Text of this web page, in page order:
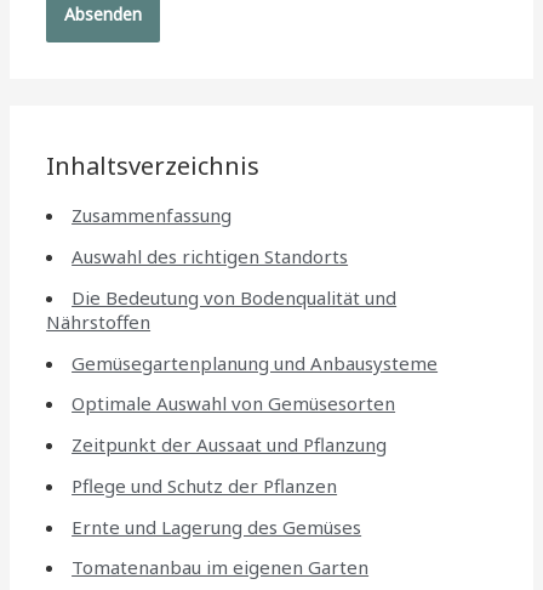
Inhaltsverzeichnis
Zusammenfassung
Auswahl des richtigen Standorts
Die Bedeutung von Bodenqualität und
Nährstoffen
Gemüsegartenplanung und Anbausysteme
Optimale Auswahl von Gemüsesorten
Zeitpunkt der Aussaat und Pflanzung
Pflege und Schutz der Pflanzen
Ernte und Lagerung des Gemüses
Tomatenanbau im eigenen Garten